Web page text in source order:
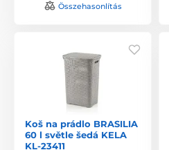
Összehasonlítás
Koš na prádlo BRASILIA
60 l světle šedá KELA
KL-23411